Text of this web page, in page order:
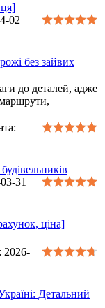
02
без зайвих
до деталей, адже
31
ціна]
2026-
Детальний